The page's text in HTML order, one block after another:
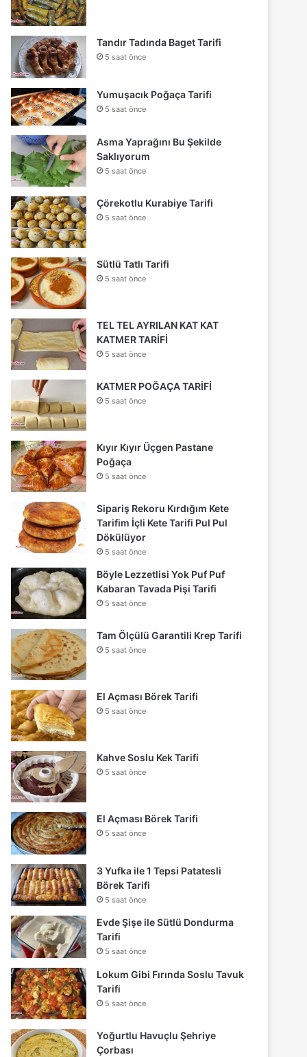
Tandır Tadında Baget Tarifi
5 saat önce
Yumuşacık Poğaça Tarifi
5 saat önce
Asma Yaprağını Bu Şekilde
Saklıyorum
5 saat önce
Çörekotlu Kurabiye Tarifi
5 saat önce
Sütlü Tatlı Tarifi
5 saat önce
TEL TEL AYRILAN KAT KAT
KATMER TARİFİ
5 saat önce
KATMER POĞAÇA TARİFİ
5 saat önce
Kıyır Kıyır Üçgen Pastane
Poğaça
5 saat önce
Sipariş Rekoru Kırdığım Kete
Tarifim İçli Kete Tarifi Pul Pul
Dökülüyor
5 saat önce
Böyle Lezzetlisi Yok Puf Puf
Kabaran Tavada Pişi Tarifi
5 saat önce
Tam Ölçülü Garantili Krep Tarifi
5 saat önce
El Açması Börek Tarifi
5 saat önce
Kahve Soslu Kek Tarifi
5 saat önce
El Açması Börek Tarifi
5 saat önce
3 Yufka ile 1 Tepsi Patatesli
Börek Tarifi
5 saat önce
Evde Şişe ile Sütlü Dondurma
Tarifi
5 saat önce
Lokum Gibi Fırında Soslu Tavuk
Tarifi
5 saat önce
Yoğurtlu Havuçlu Şehriye
Çorbası